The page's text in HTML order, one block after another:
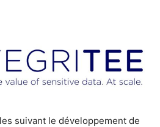
suivant le développement de